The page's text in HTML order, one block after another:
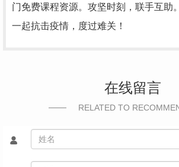
门免费课程资源。攻坚时刻，联手互助
一起抗击疫情，度过难关！
在线留言
RELATED TO